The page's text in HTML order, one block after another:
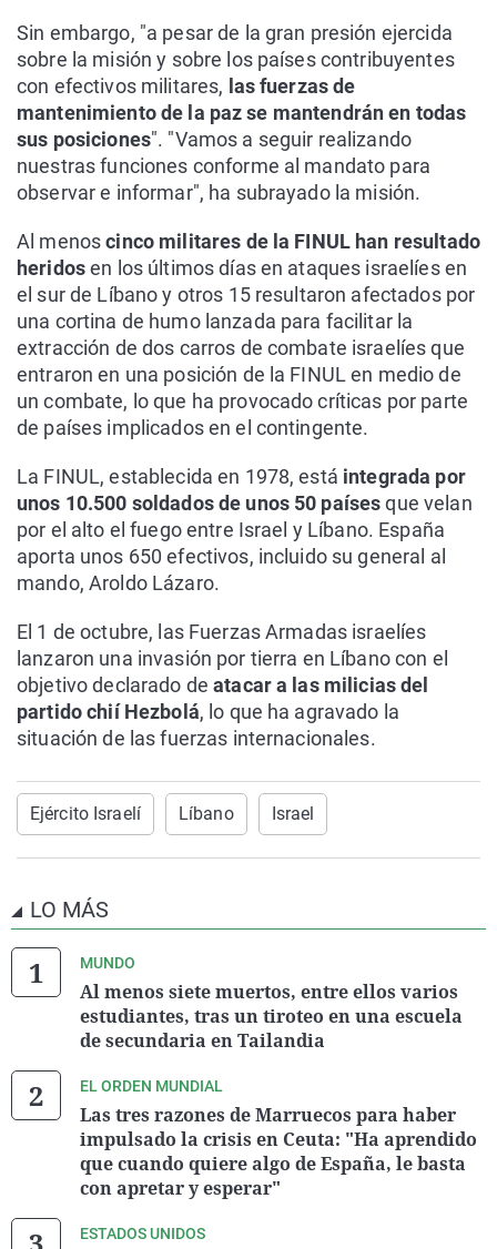
Sin embargo, "a pesar de la gran presión ejercida
sobre la misión y sobre los países contribuyentes
con efectivos militares, las fuerzas de
mantenimiento de la paz se mantendrán en todas
sus posiciones". "Vamos a seguir realizando
nuestras funciones conforme al mandato para
observar e informar", ha subrayado la misión.
Al menoscinco militares de la FINUL han resultado
heridosen los últimos días en ataques israelíes en
el sur de Líbano y otros 15 resultaron afectados por
una cortina de humo lanzada para facilitar la
extracción de dos carros de combate israelíes que
entraron en una posición de la FINUL en medio de
un combate, lo que ha provocado críticas por parte
de países implicados en el contingente.
La FINUL, establecida en 1978, está integrada por
unos 10.500 soldados de unos 50 paísesque velan
por el alto el fuego entre Israel y Líbano. España
aporta unos 650 efectivos, incluido su general al
mando, Aroldo Lázaro.
El 1 de octubre, las Fuerzas Armadas israelíes
lanzaron una invasión por tierra en Líbano con el
objetivo declarado de atacar a las milicias del
partido chií Hezbolá, lo que ha agravado la
situación de las fuerzas internacionales.
Ejército Israelí Líbano Israel
LO MÁS
MUNDO
Al menos siete muertos, entre ellos varios
estudiantes, tras un tiroteo en una escuela
de secundaria en Tailandia
EL ORDEN MUNDIAL
Las tres razones de Marruecos para haber
impulsado la crisis en Ceuta: "Ha aprendido
que cuando quiere algo de España, le basta
con apretar y esperar"
ESTADOS UNIDOS